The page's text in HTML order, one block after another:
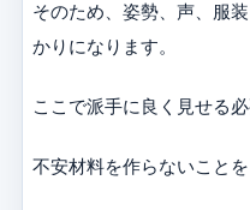
そのため、姿勢、声、服
かりになります。
ここで派手に良く見せる必
不安材料を作らないこと